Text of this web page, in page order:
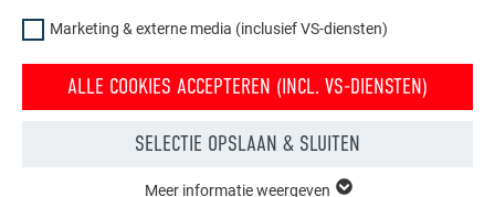
Marketing & externe media (inclusief VS-diensten)
ALLE COOKIES ACCEPTEREN (INCL. VS-DIENSTEN)
SELECTIE OPSLAAN & SLUITEN
Meer informatie weergeven